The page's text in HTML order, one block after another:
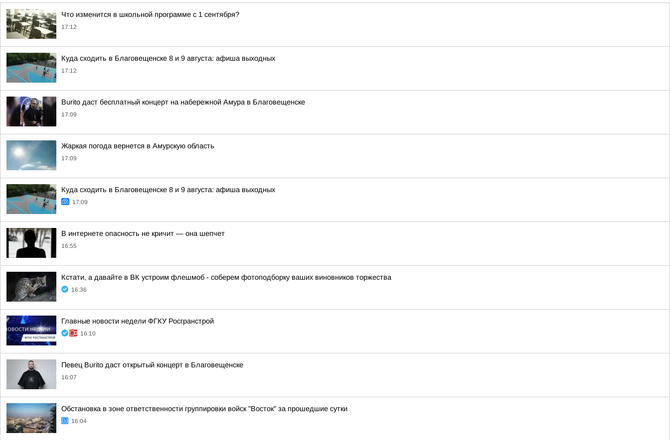
Что изменится в школьной программе с 1 сентября?
17:12
Куда сходить в Благовещенске 8 и 9 августа: афиша выходных
17:12
Burito даст бесплатный концерт на набережной Амура в Благовещенске
17:09
Жаркая погода вернется в Амурскую область
17:09
Куда сходить в Благовещенске 8 и 9 августа: афиша выходных
17:09
В интернете опасность не кричит — она шепчет
16:55
Кстати, а давайте в ВК устроим флешмоб - соберем фотоподборку ваших виновников торжества
16:36
Главные новости недели ФГКУ Росгранстрой
16:10
Певец Burito даст открытый концерт в Благовещенске
16:07
Обстановка в зоне ответственности группировки войск "Восток" за прошедшие сутки
16:04